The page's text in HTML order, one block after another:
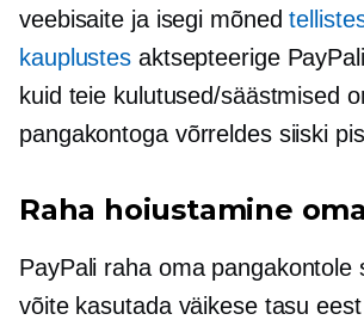
veebisaite ja isegi mõned
kauplustes aktsepteerige
kuid teie kulutused/säästmised
pangakontoga võrreldes siiski
Raha hoiustamine
PayPali raha oma pangakontole
võite kasutada väikese tasu